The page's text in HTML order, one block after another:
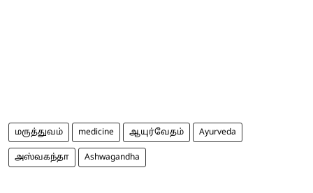
மருத்துவம் medicine ஆயுர்வேதம் Ayurveda
அஸ்வகந்தா Ashwagandha